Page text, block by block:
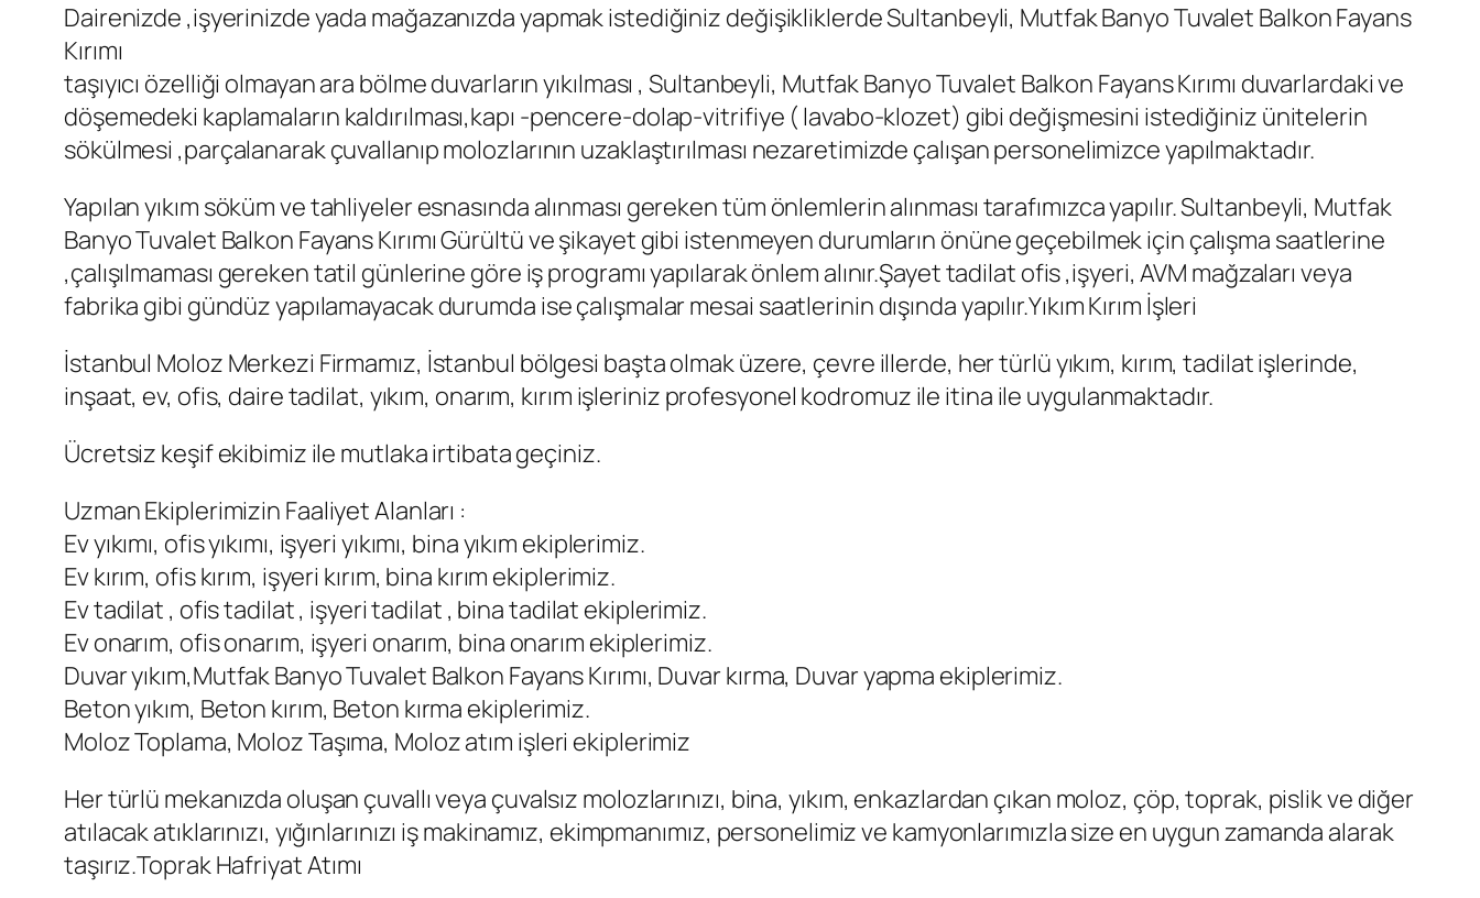
Dairenizde ,işyerinizde yada mağazanızda yapmak istediğiniz değişikliklerde Sultanbeyli, Mutfak Banyo Tuvalet Balkon Fayans
Kırımı
taşıyıcı özelliği olmayan ara bölme duvarların yıkılması , Sultanbeyli, Mutfak Banyo Tuvalet Balkon Fayans Kırımı duvarlardaki ve
döşemedeki kaplamaların kaldırılması,kapı -pencere-dolap-vitrifiye ( lavabo-klozet) gibi değişmesini istediğiniz ünitelerin
sökülmesi ,parçalanarak çuvallanıp molozlarının uzaklaştırılması nezaretimizde çalışan personelimizce yapılmaktadır.
Yapılan yıkım söküm ve tahliyeler esnasında alınması gereken tüm önlemlerin alınması tarafımızca yapılır. Sultanbeyli, Mutfak
Banyo Tuvalet Balkon Fayans Kırımı Gürültü ve şikayet gibi istenmeyen durumların önüne geçebilmek için çalışma saatlerine
,çalışılmaması gereken tatil günlerine göre iş programı yapılarak önlem alınır.Şayet tadilat ofis ,işyeri, AVM mağzaları veya
fabrika gibi gündüz yapılamayacak durumda ise çalışmalar mesai saatlerinin dışında yapılır.Yıkım Kırım İşleri
İstanbul Moloz Merkezi Firmamız, İstanbul bölgesi başta olmak üzere, çevre illerde, her türlü yıkım, kırım, tadilat işlerinde,
inşaat, ev, ofis, daire tadilat, yıkım, onarım, kırım işleriniz profesyonel kodromuz ile itina ile uygulanmaktadır.
Ücretsiz keşif ekibimiz ile mutlaka irtibata geçiniz.
Uzman Ekiplerimizin Faaliyet Alanları :
Ev yıkımı, ofis yıkımı, işyeri yıkımı, bina yıkım ekiplerimiz.
Ev kırım, ofis kırım, işyeri kırım, bina kırım ekiplerimiz.
Ev tadilat , ofis tadilat , işyeri tadilat , bina tadilat ekiplerimiz.
Ev onarım, ofis onarım, işyeri onarım, bina onarım ekiplerimiz.
Duvar yıkım,Mutfak Banyo Tuvalet Balkon Fayans Kırımı, Duvar kırma, Duvar yapma ekiplerimiz.
Beton yıkım, Beton kırım, Beton kırma ekiplerimiz.
Moloz Toplama, Moloz Taşıma, Moloz atım işleri ekiplerimiz
Her türlü mekanızda oluşan çuvallı veya çuvalsız molozlarınızı, bina, yıkım, enkazlardan çıkan moloz, çöp, toprak, pislik ve diğer
atılacak atıklarınızı, yığınlarınızı iş makinamız, ekimpmanımız, personelimiz ve kamyonlarımızla size en uygun zamanda alarak
taşırız.Toprak Hafriyat Atımı